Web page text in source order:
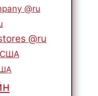
@ru
@ru
США